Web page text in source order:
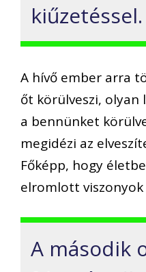
kiűzetéssel.
A hívő ember arra
őt körülveszi, olyan
a bennünket
megidézi az
Főképp, hogy
elromlott
A második